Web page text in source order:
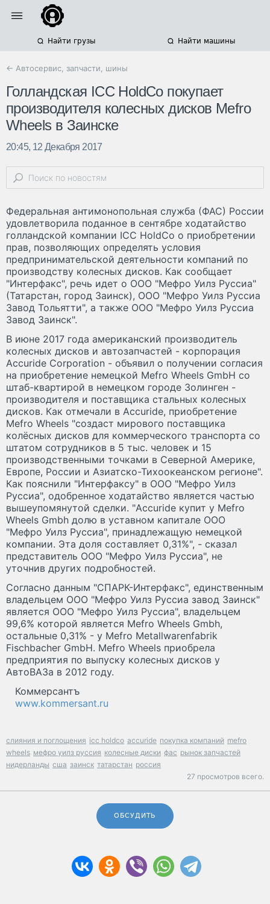
Найти грузы Найти машины
← Автосервис, запчасти, шины
Голландская ICC HoldCo покупает
производителя колесных дисков Mefro
Wheels в Заинске
20:45, 12 Декабря 2017
Федеральная антимонопольная служба (ФАС) России
удовлетворила поданное в сентябре ходатайство
голландской компании ICC HoldCo о приобретении
прав, позволяющих определять условия
предпринимательской деятельности компаний по
производству колесных дисков. Как сообщает
"Интерфакс", речь идет о ООО "Мефро Уилз Руссиа"
(Татарстан, город Заинск), ООО "Мефро Уилз Руссиа
Завод Тольятти", а также ООО "Мефро Уилз Руссиа
Завод Заинск".
В июне 2017 года американский производитель
колесных дисков и автозапчастей - корпорация
Accuride Corporation - объявил о получении согласия
на приобретение немецкой Mefro Wheels GmbH со
штаб-квартирой в немецком городе Золинген -
производителя и поставщика стальных колесных
дисков. Как отмечали в Accuride, приобретение
Mefro Wheels "создаст мирового поставщика
колёсных дисков для коммерческого транспорта со
штатом сотрудников в 5 тыс. человек и 15
производственными точками в Северной Америке,
Европе, России и Азиатско-Тихоокеанском регионе".
Как пояснили "Интерфаксу" в ООО "Мефро Уилз
Руссиа", одобренное ходатайство является частью
вышеупомянутой сделки. "Accuride купит у Mefro
Wheels Gmbh долю в уставном капитале ООО
"Мефро Уилз Руссиа", принадлежащую немецкой
компании. Эта доля составляет 0,31%", - сказал
представитель ООО "Мефро Уилз Руссиа", не
уточнив других подробностей.
Согласно данным "СПАРК-Интерфакс", единственным
владельцем ООО "Мефро Уилз Руссиа завод Заинск"
является ООО "Мефро Уилз Руссиа", владельцем
99,6% которой является Mefro Wheels Gmbh,
остальные 0,31% - у Mefro Metallwarenfabrik
Fischbacher GmbH. Mefro Wheels приобрела
предприятия по выпуску колесных дисков у
АвтоВАЗа в 2012 году.
Коммерсантъ
www.kommersant.ru
слияния и поглощения icc holdco accuride покупка компаний mefro
wheels мефро уилз руссия колесные диски фас рынок запчастей
нидерланды сша заинск татарстан россия
27 просмотров всего.
ОБСУДИТЬ